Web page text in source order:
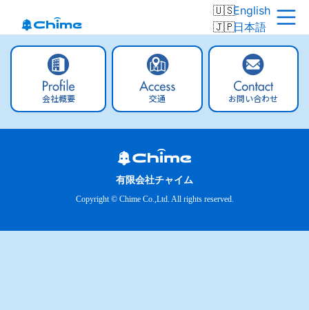
English
日本語
会社概要 交通 お問い合わせ
有限会社チャイム
Copyright © Chime Co.,Ltd. All rights reserved.